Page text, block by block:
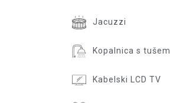
Jacuzzi
Kopalnica s tušem
Kabelski LCD TV